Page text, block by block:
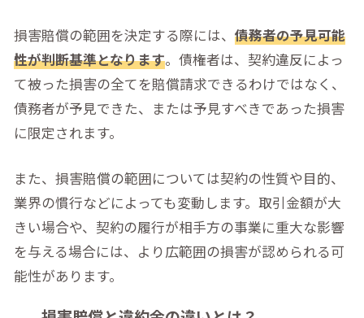
損害賠償の範囲を決定する際には、 債務者の予見可能
性が判断基準となります。債権者は、契約違反によっ
て被った損害の全てを賠償請求できるわけではなく、
債務者が予見できた、または予見すべきであった損害
に限定されます。
また、損害賠償の範囲については契約の性質や目的、
業界の慣行などによっても変動します。取引金額が大
きい場合や、契約の履行が相手方の事業に重大な影響
を与える場合には、より広範囲の損害が認められる可
能性があります。